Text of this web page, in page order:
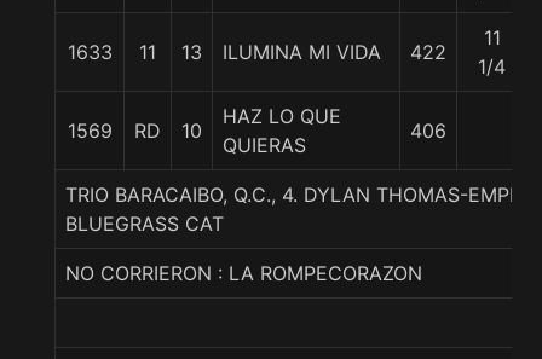
1633 11 13 ILUMINA MI VIDA 422
11
1/4
1569 RD 10
HAZ LO QUE
QUIERAS
406
TRIO BARACAIBO, Q.C., 4. DYLAN THOMAS-
BLUEGRASS CAT
NO CORRIERON : LA ROMPECORAZON